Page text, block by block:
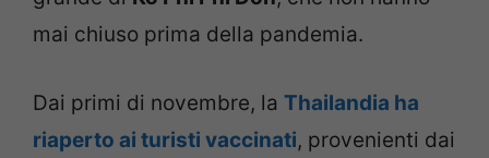
mai chiuso prima della pandemia.
Dai primi di novembre, la Thailandia ha
riaperto ai turisti vaccinati, provenienti dai